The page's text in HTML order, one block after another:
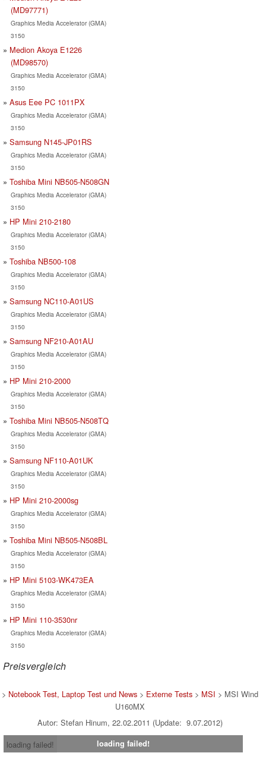
(MD97771)
Graphics Media Accelerator (GMA)
3150
Medion Akoya E1226
(MD98570)
Graphics Media Accelerator (GMA)
3150
Asus Eee PC 1011PX
Graphics Media Accelerator (GMA)
3150
Samsung N145-JP01RS
Graphics Media Accelerator (GMA)
3150
Toshiba Mini NB505-N508GN
Graphics Media Accelerator (GMA)
3150
HP Mini 210-2180
Graphics Media Accelerator (GMA)
3150
Toshiba NB500-108
Graphics Media Accelerator (GMA)
3150
Samsung NC110-A01US
Graphics Media Accelerator (GMA)
3150
Samsung NF210-A01AU
Graphics Media Accelerator (GMA)
3150
HP Mini 210-2000
Graphics Media Accelerator (GMA)
3150
Toshiba Mini NB505-N508TQ
Graphics Media Accelerator (GMA)
3150
Samsung NF110-A01UK
Graphics Media Accelerator (GMA)
3150
HP Mini 210-2000sg
Graphics Media Accelerator (GMA)
3150
Toshiba Mini NB505-N508BL
Graphics Media Accelerator (GMA)
3150
HP Mini 5103-WK473EA
Graphics Media Accelerator (GMA)
3150
HP Mini 110-3530nr
Graphics Media Accelerator (GMA)
3150
Preisvergleich
> Notebook Test, Laptop Test und News > Externe Tests > MSI > MSI Wind
U160MX
Autor: Stefan Hinum, 22.02.2011 (Update: 9.07.2012)
loading failed!
loading failed!